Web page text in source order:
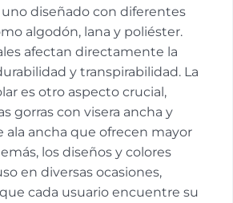
diseñado con diferentes
algodón, lana y poliéster.
afectan directamente la
y transpirabilidad. La
es otro aspecto crucial,
gorras con visera ancha y
ala ancha que ofrecen mayor
los diseños y colores
en diversas ocasiones,
cada usuario encuentre su